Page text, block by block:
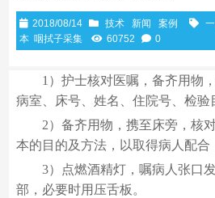
2018/08/14 技术 新闻 案例
本 咽拭子采集 60752 0
1）护士核对医嘱，备齐用物
病室、床号、姓名、住院号、检验
2）备齐用物，携至床旁，核
本的目的及方法，以取得病人配合
3）点燃酒精灯，嘱病人张口
部，必要时用压舌板。